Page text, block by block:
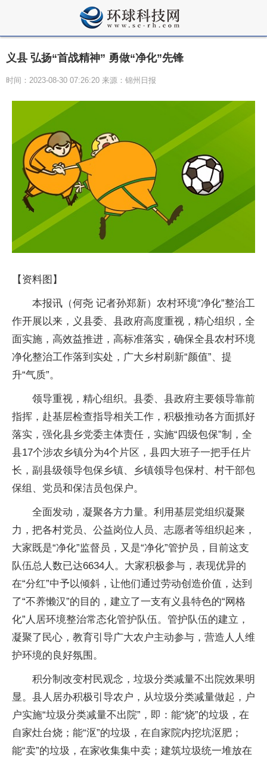
义县 弘扬“首战精神” 勇做“净化”先锋
时间：2023-08-30 07:26:20 来源：锦州日报
【资料图】
本报讯（何尧 记者孙郑新）农村环境“净化”整治工
作开展以来，义县委、县政府高度重视，精心组织，全
面实施，高效益推进，高标准落实，确保全县农村环境
净化整治工作落到实处，广大乡村刷新“颜值”、提
升“气质”。
领导重视，精心组织。县委、县政府主要领导靠前
指挥，赴基层检查指导相关工作，积极推动各方面抓好
落实，强化县乡党委主体责任，实施“四级包保”制，全
县17个涉农乡镇分为4个片区，县四大班子一把手任片
长，副县级领导包保乡镇、乡镇领导包保村、村干部包
保组、党员和保洁员包保户。
全面发动，凝聚各方力量。利用基层党组织凝聚
力，把各村党员、公益岗位人员、志愿者等组织起来，
大家既是“净化”监督员，又是“净化”管护员，目前这支
队伍总人数已达6634人。大家积极参与，表现优异的
在“分红”中予以倾斜，让他们通过劳动创造价值，达到
了“不养懒汉”的目的，建立了一支有义县特色的“网格
化”人居环境整治常态化管护队伍。管护队伍的建立，
凝聚了民心，教育引导广大农户主动参与，营造人人维
护环境的良好氛围。
积分制改变村民观念，垃圾分类减量不出院效果明
显。县人居办积极引导农户，从垃圾分类减量做起，户
户实施“垃圾分类减量不出院”，即：能“烧”的垃圾，在
自家灶台烧；能“沤”的垃圾，在自家院内挖坑沤肥；
能“卖”的垃圾，在家收集集中卖；建筑垃圾统一堆放在